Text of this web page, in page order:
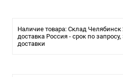
Наличие товара: Склад Челябинск
доставка Россия - срок по
доставки